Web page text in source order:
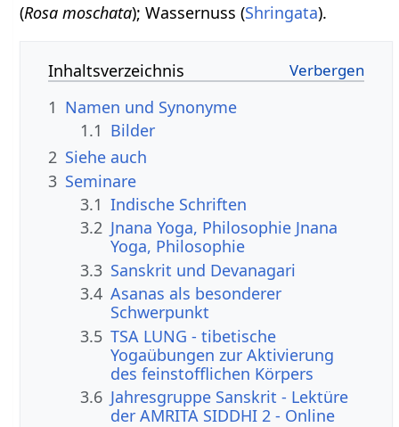
(Rosa moschata); Wassernuss (Shringata).
Inhaltsverzeichnis
1 Namen und Synonyme
1.1 Bilder
2 Siehe auch
3 Seminare
3.1 Indische Schriften
3.2 Jnana Yoga, Philosophie Jnana
Yoga, Philosophie
3.3 Sanskrit und Devanagari
3.4 Asanas als besonderer
Schwerpunkt
3.5 TSA LUNG - tibetische
Yogaübungen zur Aktivierung
des feinstofflichen Körpers
3.6 Jahresgruppe Sanskrit - Lektüre
der AMRITA SIDDHI 2 - Online